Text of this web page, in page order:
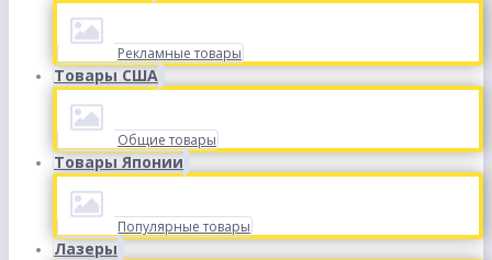
Рекламные товары
Товары США
Общие товары
Товары Японии
Популярные товары
Лазеры